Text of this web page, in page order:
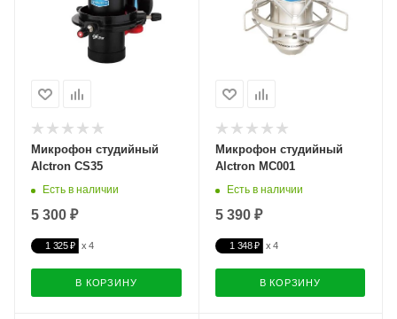
Микрофон студийный
Alctron CS35
Есть в наличии
5 300 ₽
1 325 ₽
В КОРЗИНУ
Микрофон студийный
Alctron MC001
Есть в наличии
5 390 ₽
1 348 ₽
В КОРЗИНУ